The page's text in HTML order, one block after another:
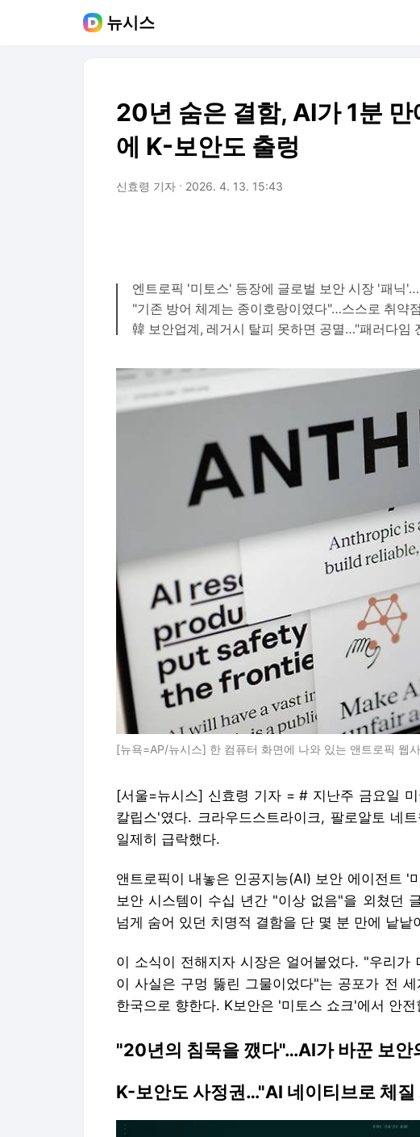
뉴시스
20년 숨은 결함, AI가 1분
에 K-보안도 출렁
신효령 기자 2026. 4. 13. 15:43
엔트로픽 '미토스' 등장에 글로벌 보안 시장 '패닉
"기존 방어 체계는 종이호랑이였다"…스스로 취약
韓 보안업계, 레거시 탈피 못하면 공멸…"패러다임
[뉴욕=AP/뉴시스] 한 컴퓨터 화면에 나와 있는 앤트로픽 웹
[서울=뉴시스] 신효령 기자 = # 지난주 금요일
칼립스'였다. 크라우드스트라이크, 팔로알토 네
일제히 급락했다.
앤트로픽이 내놓은 인공지능(AI) 보안 에이전트 '
보안 시스템이 수십 년간 "이상 없음"을 외쳤던
넘게 숨어 있던 치명적 결함을 단 몇 분 만에 낱낱
이 소식이 전해지자 시장은 얼어붙었다. "우리
이 사실은 구멍 뚫린 그물이었다"는 공포가 전
한국으로 향한다. K보안은 '미토스 쇼크'에서 안전
"20년의 침묵을 깼다"…AI가 바꾼 보안
K-보안도 사정권…"AI 네이티브로 체질